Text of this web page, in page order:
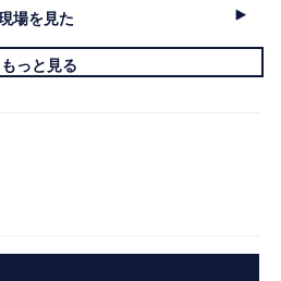
場を見た
もっと見る